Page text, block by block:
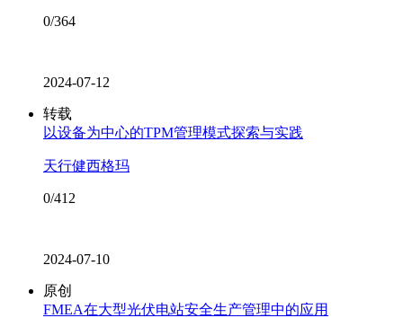
0/364
2024-07-12
转载
以设备为中心的TPM管理模式探索与实践
天行健西格玛
0/412
2024-07-10
原创
FMEA在大型光伏电站安全生产管理中的应用